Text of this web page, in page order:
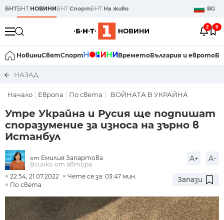
БНТБНТ НОВИНИБНТСпортБНТ На живо BG
2 0
НовиниСвятСпорт ВреметоБългария и еврото
НАЗАД
Начало Европа По света ВОЙНАТА В УКРАЙНА
Утре Украйна и Русия ще подпишат
споразумение за износа на зърно в
Истанбул
от Емилия Запартова
Всичко от автора
A+ A-
22:54, 21.07.2022
Чете се за: 03:47 мин.
По света
Запази